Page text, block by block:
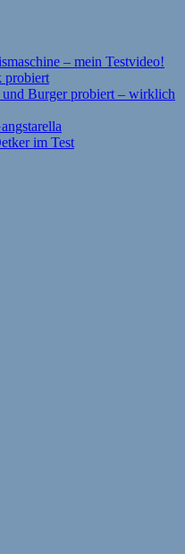
– mein Testvideo!
probiert
Burger probiert – wirklich
im Test